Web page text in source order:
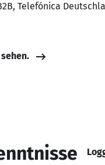
Telefónica